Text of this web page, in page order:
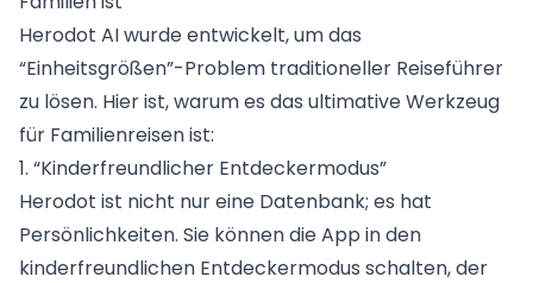
Herodot AI wurde entwickelt, um das
“Einheitsgrößen”-Problem traditioneller Reiseführer
zu lösen. Hier ist, warum es das ultimative Werkzeug
für Familienreisen ist:
1. “Kinderfreundlicher Entdeckermodus”
Herodot ist nicht nur eine Datenbank; es hat
Persönlichkeiten. Sie können die App in den
kinderfreundlichen Entdeckermodus schalten, der